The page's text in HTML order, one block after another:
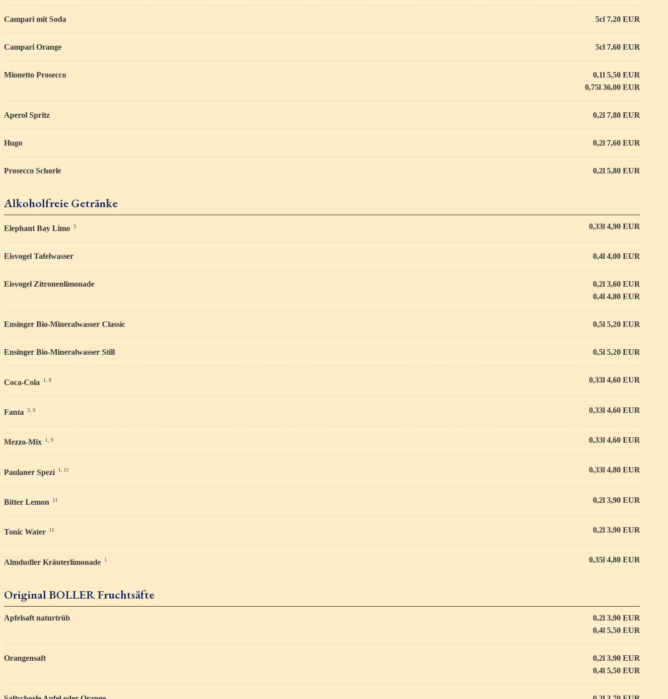
Campari mit Soda 5cl 7,20 EUR
Campari Orange 5cl 7,60 EUR
Mionetto Prosecco
0,1l 5,50 EUR
0,75l 36,00 EUR
Aperol Spritz 0,2l 7,80 EUR
Hugo 0,2l 7,60 EUR
Prosecco Schorle 0,2l 5,80 EUR
Alkoholfreie Getränke
Elephant Bay Limo 3 0,33l 4,90 EUR
Eisvogel Tafelwasser 0,4l 4,00 EUR
Eisvogel Zitronenlimonade
0,2l 3,60 EUR
0,4l 4,80 EUR
Ensinger Bio-Mineralwasser Classic 0,5l 5,20 EUR
Ensinger Bio-Mineralwasser Still 0,5l 5,20 EUR
Coca-Cola 1, 8 0,33l 4,60 EUR
Fanta 3, 9 0,33l 4,60 EUR
Mezzo-Mix 1, 9 0,33l 4,60 EUR
Paulaner Spezi 1, 12 0,33l 4,80 EUR
Bitter Lemon 11 0,2l 3,90 EUR
Tonic Water 11 0,2l 3,90 EUR
Almdudler Kräuterlimonade 1 0,35l 4,80 EUR
Original BOLLER Fruchtsäfte
Apfelsaft naturtrüb
0,2l 3,90 EUR
0,4l 5,50 EUR
Orangensaft
0,2l 3,90 EUR
0,4l 5,50 EUR